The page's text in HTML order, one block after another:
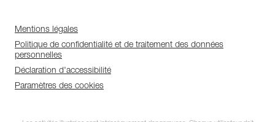
Mentions légales
Politique de confidentialité et de traitement des données
personnelles
Déclaration d'accessibilité
Paramètres des cookies